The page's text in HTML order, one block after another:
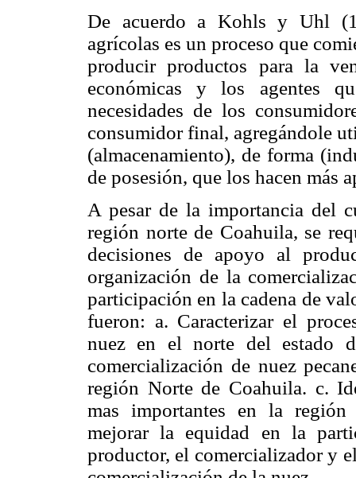
De acuerdo a Kohls y Uhl
agrícolas es un proceso que
producir productos para la
económicas y los agentes
necesidades de los
consumidor final, agregándole
(almacenamiento), de forma
de posesión, que los hacen más
A pesar de la importancia del
región norte de Coahuila, se
decisiones de apoyo al
organización de la
participación en la cadena de
fueron: a. Caracterizar el
nuez en el norte del estado
comercialización de nuez
región Norte de Coahuila. c.
mas importantes en la región
mejorar la equidad en la
productor, el comercializador y